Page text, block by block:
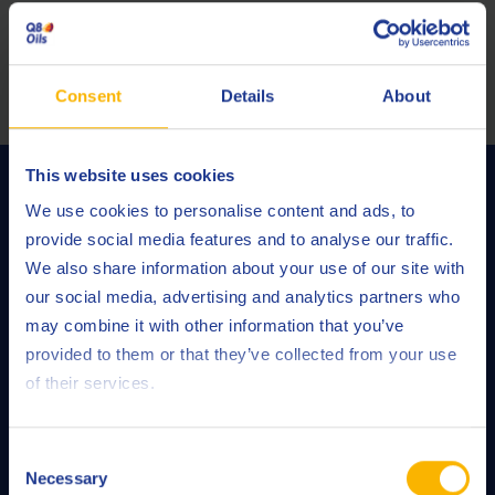
Consent Details About
This website uses cookies
We use cookies to personalise content and ads, to
provide social media features and to analyse our traffic.
We also share information about your use of our site with
our social media, advertising and analytics partners who
may combine it with other information that you’ve
provided to them or that they’ve collected from your use
of their services.
Selection
Necessary
HERRAMIENTA DE RECOMENDACIÓN DE PRODUCTOS
SERVICIOS DE Q8OILS